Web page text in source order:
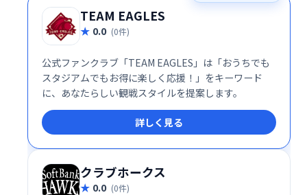
TEAM EAGLES
0.0 (0件)
公式ファンクラブ「TEAM EAGLES」は「おうちでも
スタジアムでもお得に楽しく応援！」をキーワード
に、あなたらしい観戦スタイルを提案します。
詳しく見る
クラブホークス
0.0 (0件)